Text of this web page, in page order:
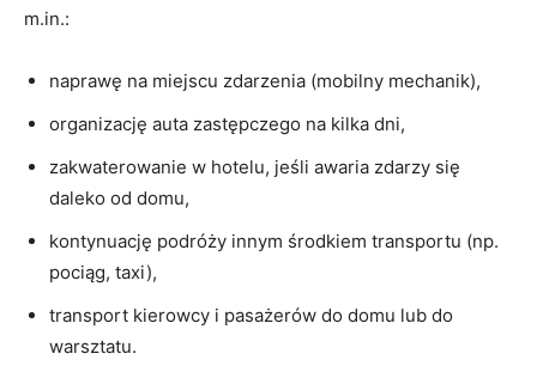
m.in.:
naprawę na miejscu zdarzenia (mobilny mechanik),
organizację auta zastępczego na kilka dni,
zakwaterowanie w hotelu, jeśli awaria zdarzy się
daleko od domu,
kontynuację podróży innym środkiem transportu (np.
pociąg, taxi),
transport kierowcy i pasażerów do domu lub do
warsztatu.